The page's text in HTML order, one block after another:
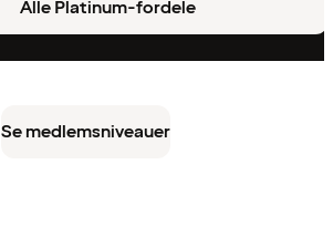
Alle Platinum-fordele
Se medlemsniveauer